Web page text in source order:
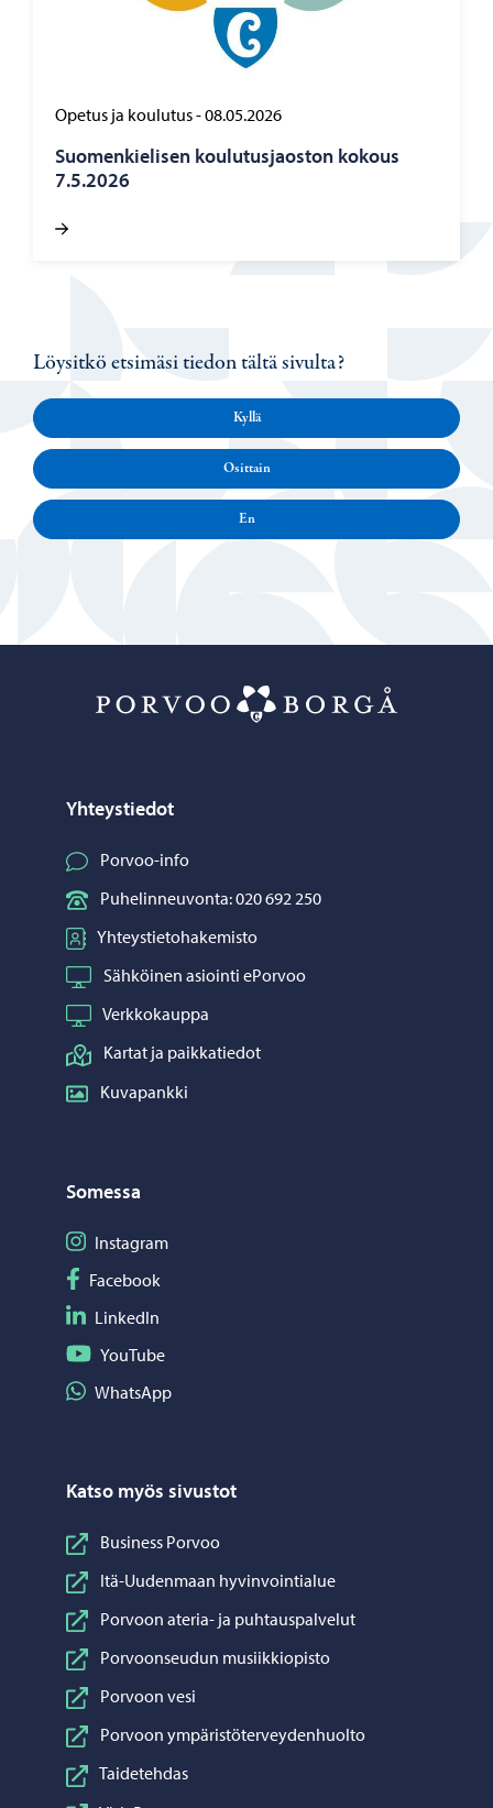
Opetus ja koulutus-08.05.2026
Suo­men­kie­li­sen kou­lu­tus­jaos­ton ko­kous
7.5.2026
Löysitkö etsimäsi tiedon tältä sivulta?
Kyllä
Osittain
En
Yhteystiedot
Porvoo-info
Puhelinneuvonta: 020 692 250
Yhteystietohakemisto
Sähköinen asiointi ePorvoo
Verkkokauppa
Kartat ja paikkatiedot
Kuvapankki
Somessa
Seuraa Instagram
Instagram
Seuraa Facebook
Facebook
Seuraa LinkedIn
LinkedIn
Seuraa YouTube
YouTube
Jaa WhatsApp
WhatsApp
Katso myös sivustot
Business Porvoo
Itä-Uudenmaan hyvinvointialue
Porvoon ateria- ja puhtauspalvelut
Porvoonseudun musiikkiopisto
Porvoon vesi
Porvoon ympäristöterveydenhuolto
Taidetehdas